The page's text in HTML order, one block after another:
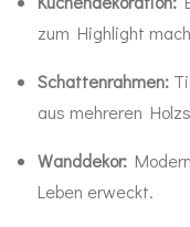
zum Highlight
Schattenrahmen:
aus mehreren
Wanddekor:
Leben erweckt.